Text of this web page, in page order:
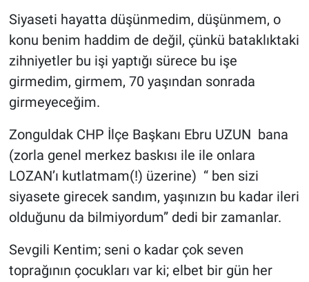
Siyaseti hayatta düşünmedim, düşünmem, o
konu benim haddim de değil, çünkü bataklıktaki
zihniyetler bu işi yaptığı sürece bu işe
girmedim, girmem, 70 yaşından sonrada
girmeyeceğim.
Zonguldak CHP İlçe Başkanı Ebru UZUN bana
(zorla genel merkez baskısı ile ile onlara
LOZAN’ı kutlatmam(!) üzerine) “ ben sizi
siyasete girecek sandım, yaşınızın bu kadar ileri
olduğunu da bilmiyordum” dedi bir zamanlar.
Sevgili Kentim; seni o kadar çok seven
toprağının çocukları var ki; elbet bir gün her